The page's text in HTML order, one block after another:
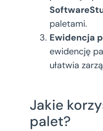
paletami.
Ewidencja
ewidencję
ułatwia
Jakie
palet?